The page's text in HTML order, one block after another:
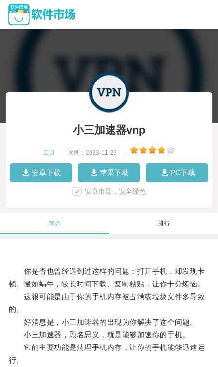
小三加速器vnp
工具 时间：2023-11-29
安卓下载 苹果下载 PC下载
安卓市场，安全绿色
简介 排行
你是否也曾经遇到过这样的问题：打开手机，却发现卡
顿、慢如蜗牛，较长时间下载、复制粘贴，让你十分烦恼。
这很可能是由于你的手机内存被占满或垃圾文件多导致
的。
好消息是，小三加速器的出现为你解决了这个问题。
小三加速器，顾名思义，就是能够加速你的手机。
它的主要功能是清理手机内存，让你的手机能够迅速运
行。